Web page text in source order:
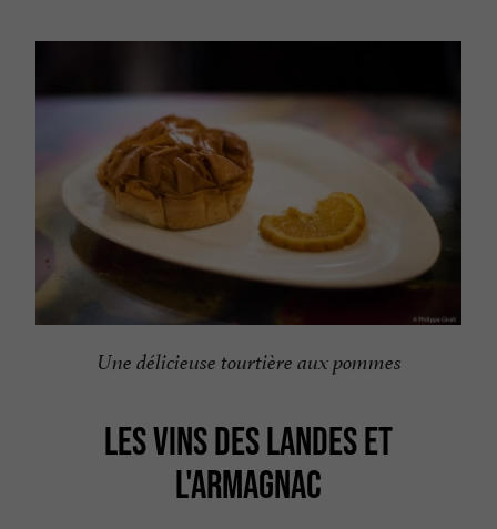
Une délicieuse tourtière aux pommes
LES VINS DES LANDES ET
L'ARMAGNAC